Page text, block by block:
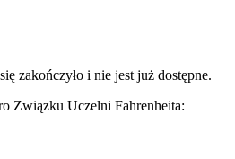
zakończyło i nie jest już dostępne.
Związku Uczelni Fahrenheita: